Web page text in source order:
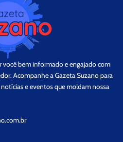
você bem informado e engajado com
Acompanhe a Gazeta Suzano para
e eventos que moldam nossa